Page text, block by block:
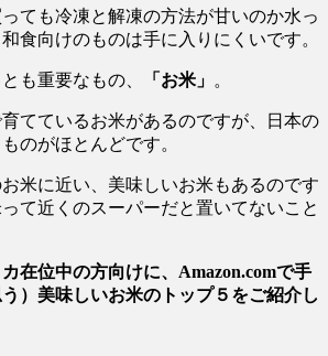
ても冷凍と解凍の方法が甘いのか水っ
食向けのものは手に入りにくいです。
も重要なもの、 「お米」 。
てているお米があるのですが、日本の
のがほとんどです。
米に近い、美味しいお米もあるのです
て近くのスーパーだと置いてないこと
在位中の方向けに、Amazon.comで手
）美味しいお米のトップ５をご紹介し